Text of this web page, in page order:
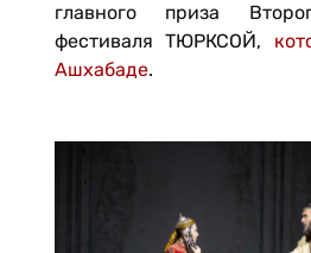
главного приза
фестиваля ТЮРКСОЙ,
Ашхабаде.